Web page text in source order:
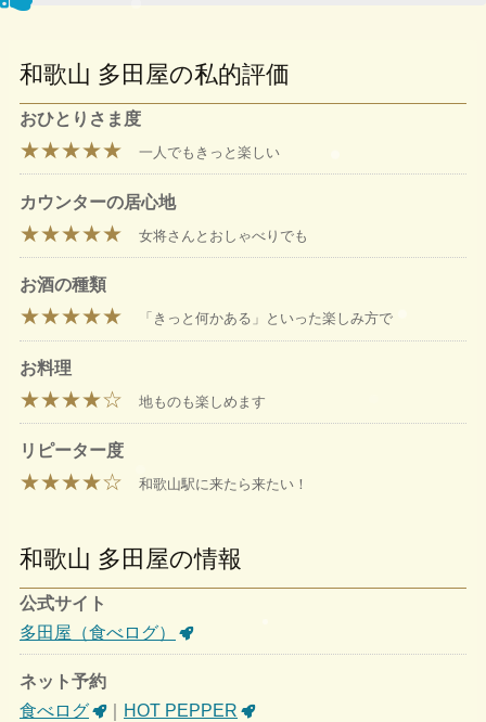
和歌山 多田屋の私的評価
おひとりさま度
★★★★★ 一人でもきっと楽しい
カウンターの居心地
★★★★★ 女将さんとおしゃべりでも
お酒の種類
★★★★★ 「きっと何かある」といった楽しみ方で
お料理
★★★★☆ 地ものも楽しめます
リピーター度
★★★★☆ 和歌山駅に来たら来たい！
和歌山 多田屋の情報
公式サイト
多田屋（食べログ）
ネット予約
食べログ
｜ HOT PEPPER